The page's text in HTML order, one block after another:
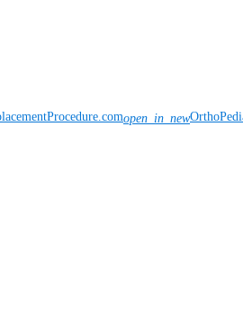
open_in_new